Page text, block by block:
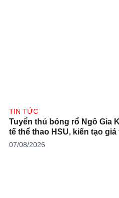
TIN TỨC
Tuyển thủ bóng rổ Ngô Gia
tế thể thao HSU, kiến tạo
07/08/2026